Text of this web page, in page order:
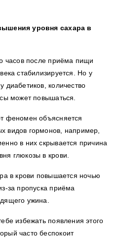
уровня сахара в
часов после приёма пищи
стабилизируется. Но у
диабетиков, количество
может повышаться.
феномен объясняется
видов гормонов, например,
в них скрывается причина
глюкозы в крови.
в крови повышается ночью
за пропуска приёма
ужина.
избежать появления этого
часто беспокоит